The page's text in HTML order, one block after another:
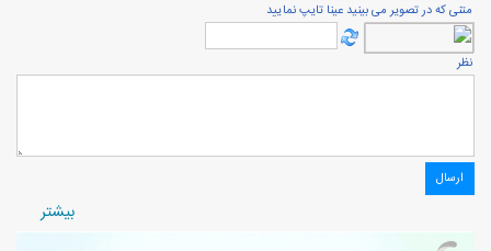
متنی که در تصویر می بینید عینا تایپ نمایید
نظر
بيشتر